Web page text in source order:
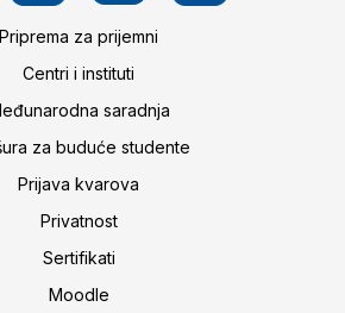
Priprema za prijemni
Centri i instituti
saradnja
za buduće studente
Prijava kvarova
Privatnost
Sertifikati
Moodle